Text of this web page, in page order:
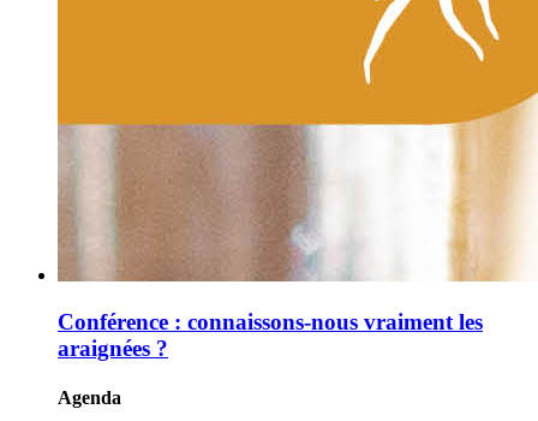
Conférence : connaissons-nous vraiment les
araignées ?
Agenda